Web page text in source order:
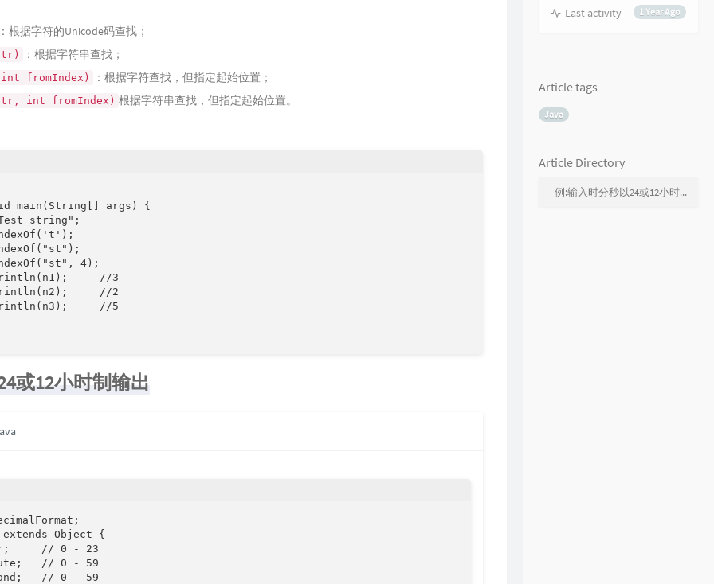
根据字符的Unicode码查找；
：根据字符串查找；
fromIndex) ：根据字符查找，但指定起始位置；
int fromIndex) 根据字符串查找，但指定起始位置。
main(String[] args) {
string";
4);
//3
//2
//5
或12小时制输出
Object {
// 0 - 23
// 0 - 59
// 0 - 59
1 Year Ago
Last activity
Article tags
Java
Article Directory
例:输入时分秒以24或12小时制输出